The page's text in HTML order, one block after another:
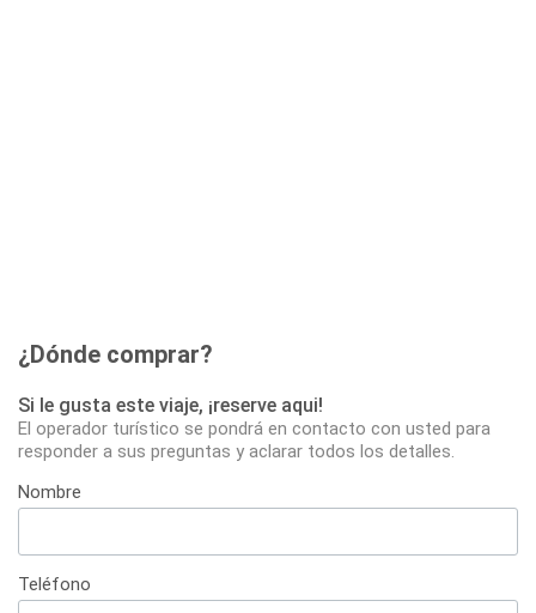
¿Dónde comprar?
Si le gusta este viaje, ¡reserve aqui!
El operador turístico se pondrá en contacto con usted para
responder a sus preguntas y aclarar todos los detalles.
Nombre
Teléfono